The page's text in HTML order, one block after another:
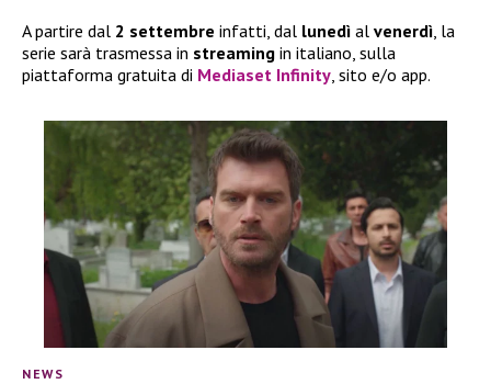
A partire dal 2 settembre infatti, dal lunedì al venerdì, la
serie sarà trasmessa in streaming in italiano, sulla
piattaforma gratuita di Mediaset Infinity, sito e/o app.
NEWS